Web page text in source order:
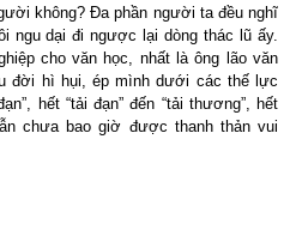
không? Đa phần người ta đều nghĩ
ngu dại đi ngược lại dòng thác lũ ấy.
cho văn học, nhất là ông lão văn
đời hì hụi, ép mình dưới các thế lực
hết “tải đạn” đến “tải thương”, hết
chưa bao giờ được thanh thản vui